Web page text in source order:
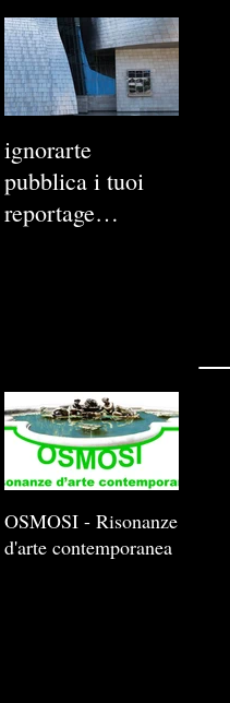
ignorarte
pubblica i tuoi
reportage
OSMOSI - Risonanze
d'arte contemporanea